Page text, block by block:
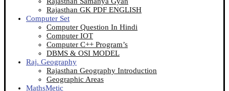
Rajasthan GK PDF ENGLISH
Computer Set
Computer Question In Hindi
Computer IOT
Computer C++ Program’s
DBMS & OSI MODEL
Raj. Geography
Rajasthan Geography Introduction
Geographic Areas
MathsMetic